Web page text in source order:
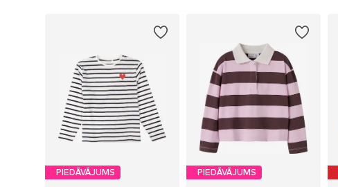
PIEDĀVĀJUMS PIEDĀVĀJUMS